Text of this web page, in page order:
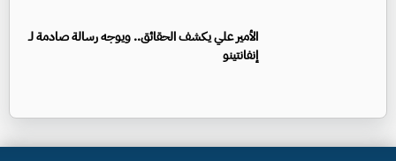
الأمير علي يكشف الحقائق.. ويوجه رسالة صادمة لـ
إنفانتينو